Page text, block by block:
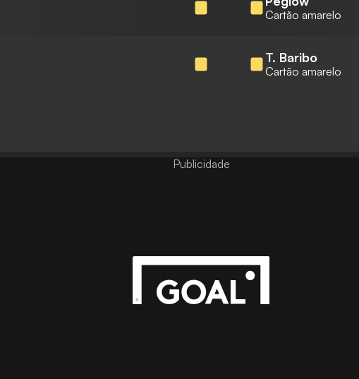
Cartão amarelo
T. Baribo
Cartão amarelo
Publicidade